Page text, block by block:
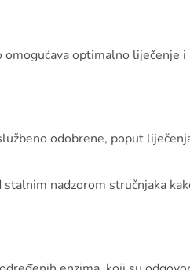
omogućava optimalno liječenje
odobrene, poput
nadzorom stručnjaka